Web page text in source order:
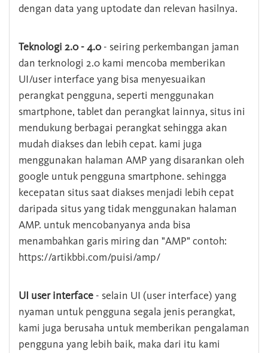
dengan data yang uptodate dan relevan hasilnya.
Teknologi 2.0 - 4.0- seiring perkembangan jaman
dan terknologi 2.0 kami mencoba memberikan
UI/user interface yang bisa menyesuaikan
perangkat pengguna, seperti menggunakan
smartphone, tablet dan perangkat lainnya, situs ini
mendukung berbagai perangkat sehingga akan
mudah diakses dan lebih cepat. kami juga
menggunakan halaman AMP yang disarankan oleh
google untuk pengguna smartphone. sehingga
kecepatan situs saat diakses menjadi lebih cepat
daripada situs yang tidak menggunakan halaman
AMP. untuk mencobanyanya anda bisa
menambahkan garis miring dan "AMP" contoh:
https://artikbbi.com/puisi/amp/
UI user interface - selain UI (user interface) yang
nyaman untuk pengguna segala jenis perangkat,
kami juga berusaha untuk memberikan pengalaman
pengguna yang lebih baik, maka dari itu kami